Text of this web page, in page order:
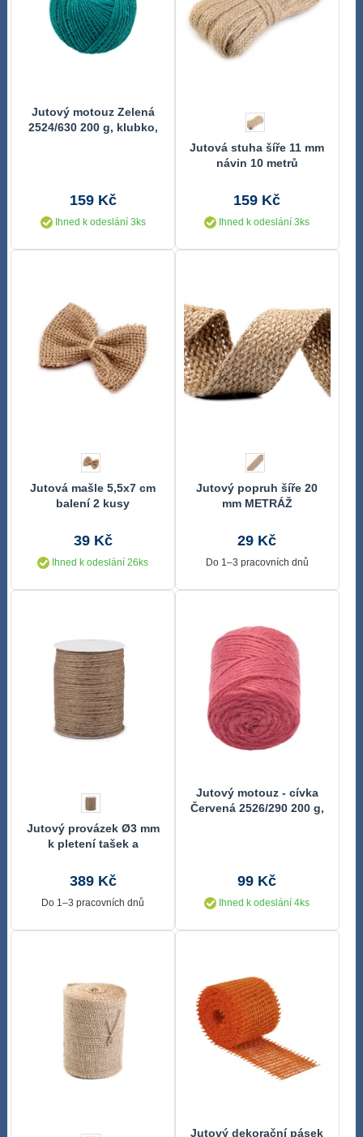
Jutový motouz Zelená
2524/630 200 g, klubko,
159 Kč
Ihned k odeslání 3ks
Jutová stuha šíře 11 mm
návin 10 metrů
159 Kč
Ihned k odeslání 3ks
Jutová mašle 5,5x7 cm
balení 2 kusy
39 Kč
Ihned k odeslání 26ks
Jutový popruh šíře 20
mm METRÁŽ
29 Kč
Do 1–3 pracovních dnů
Jutový provázek Ø3 mm
k pletení tašek a
389 Kč
Do 1–3 pracovních dnů
Jutový motouz - cívka
Červená 2526/290 200 g,
99 Kč
Ihned k odeslání 4ks
Jutový dekorační pásek